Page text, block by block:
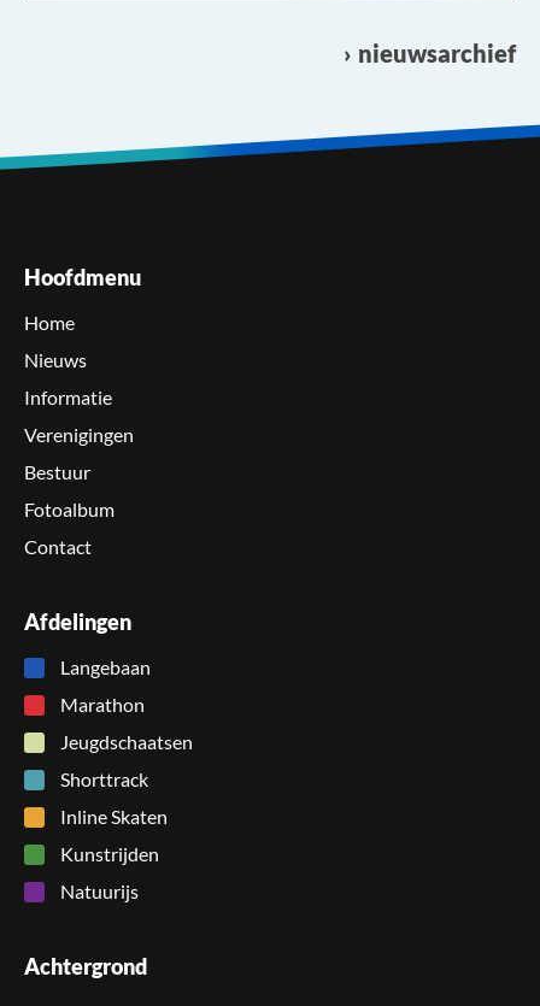
nieuwsarchief
Hoofdmenu
Home
Nieuws
Informatie
Verenigingen
Bestuur
Fotoalbum
Contact
Afdelingen
Langebaan
Marathon
Jeugdschaatsen
Shorttrack
Inline Skaten
Kunstrijden
Natuurijs
Achtergrond